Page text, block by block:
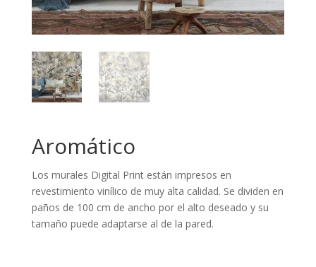
Aromático
Los murales Digital Print están impresos en
revestimiento vinílico de muy alta calidad. Se dividen en
paños de 100 cm de ancho por el alto deseado y su
tamaño puede adaptarse al de la pared.